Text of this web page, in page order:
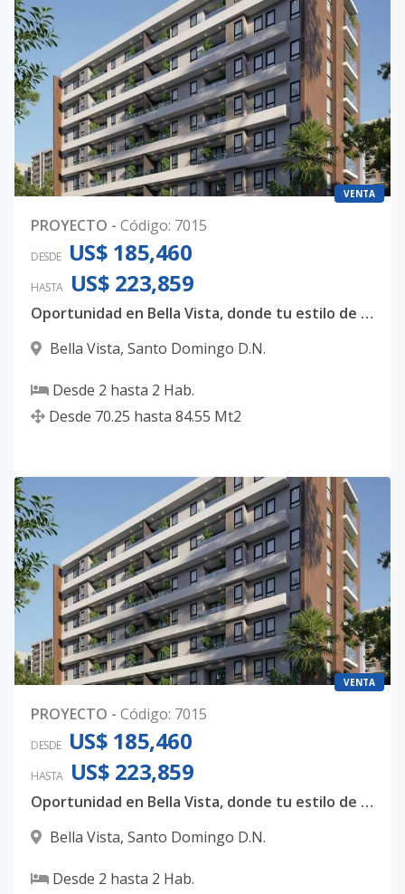
VENTA
PROYECTO - Código: 7015
DESDE US$ 185,460
HASTA US$ 223,859
Oportunidad en Bella Vista, donde tu estilo de vida se convierte en inversión
Bella Vista, Santo Domingo D.N.
Desde 2 hasta 2 Hab.
Desde 70.25 hasta 84.55 Mt2
VENTA
PROYECTO - Código: 7015
DESDE US$ 185,460
HASTA US$ 223,859
Oportunidad en Bella Vista, donde tu estilo de vida se convierte en inversión
Bella Vista, Santo Domingo D.N.
Desde 2 hasta 2 Hab.